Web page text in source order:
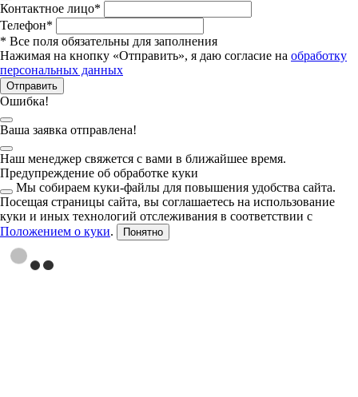
Контактное лицо*
Телефон*
* Все поля обязательны для заполнения
Нажимая на кнопку «Отправить», я даю согласие на обработку
персональных данных
Отправить
Ошибка!
Ваша заявка отправлена!
Наш менеджер свяжется с вами в ближайшее время.
Предупреждение об обработке куки
Мы собираем куки-файлы для повышения удобства сайта.
Посещая страницы сайта, вы соглашаетесь на использование
куки и иных технологий отслеживания в соответствии с
Положением о куки. Понятно